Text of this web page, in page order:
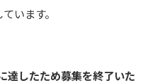
います。
したため募集を終了いた